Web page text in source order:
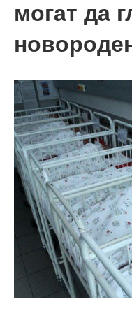
могат да